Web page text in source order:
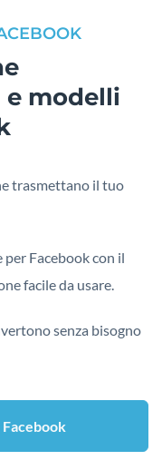
modelli
trasmettano il tuo
Facebook con il
facile da usare.
senza bisogno